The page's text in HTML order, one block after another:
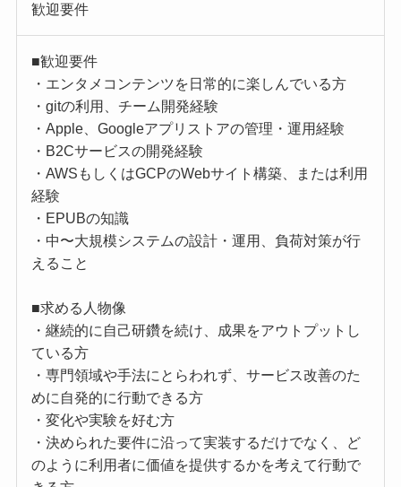
歓迎要件
■歓迎要件
・エンタメコンテンツを日常的に楽しんでいる方
・gitの利用、チーム開発経験
・Apple、Googleアプリストアの管理・運用経験
・B2Cサービスの開発経験
・AWSもしくはGCPのWebサイト構築、または利用
経験
・EPUBの知識
・中〜大規模システムの設計・運用、負荷対策が行
えること
■求める人物像
・継続的に自己研鑽を続け、成果をアウトプットし
ている方
・専門領域や手法にとらわれず、サービス改善のた
めに自発的に行動できる方
・変化や実験を好む方
・決められた要件に沿って実装するだけでなく、ど
のように利用者に価値を提供するかを考えて行動で